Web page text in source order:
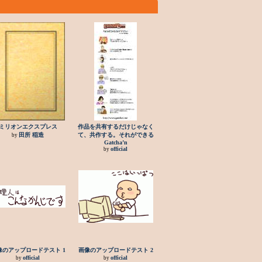
リオンエクスプレス
by 田所 稲造
作品を共有するだけじゃなく
て、共作する。それができる
Gatcha’n
by official
のアップロードテスト 1
by official
画像のアップロードテスト 2
by official